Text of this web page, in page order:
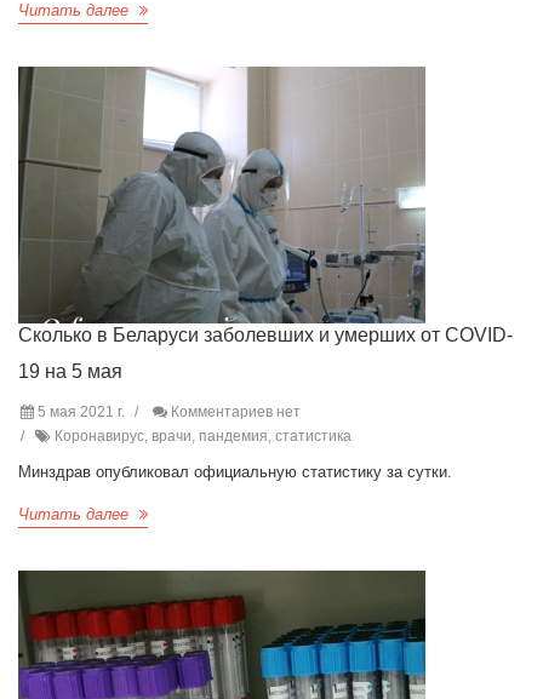
Читать далее
Сколько в Беларуси заболевших и умерших от COVID-
19 на 5 мая
5 мая 2021 г.
Комментариев нет
Коронавирус, врачи, пандемия, статистика
Минздрав опубликовал официальную статистику за сутки.
Читать далее